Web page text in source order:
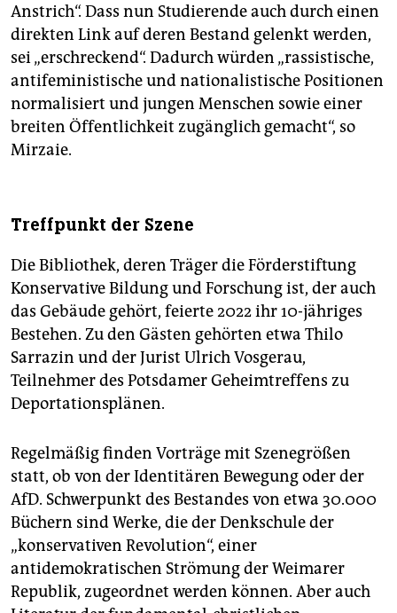
Anstrich“. Dass nun Studierende auch durch einen
direkten Link auf deren Bestand gelenkt werden,
sei „erschreckend“. Dadurch würden „rassistische,
antifeministische und nationalistische Positionen
normalisiert und jungen Menschen sowie einer
breiten Öffentlichkeit zugänglich gemacht“, so
Mirzaie.
Treffpunkt der Szene
Die Bibliothek, deren Träger die Förderstiftung
Konservative Bildung und Forschung ist, der auch
das Gebäude gehört, feierte 2022 ihr 10-jähriges
Bestehen. Zu den Gästen gehörten etwa Thilo
Sarrazin und der Jurist Ulrich Vosgerau,
Teilnehmer des Potsdamer Geheimtreffens zu
Deportationsplänen.
Regelmäßig finden Vorträge mit Szenegrößen
statt, ob von der Identitären Bewegung oder der
AfD. Schwerpunkt des Bestandes von etwa 30.000
Büchern sind Werke, die der Denkschule der
„konservativen Revolution“, einer
antidemokratischen Strömung der Weimarer
Republik, zugeordnet werden können. Aber auch